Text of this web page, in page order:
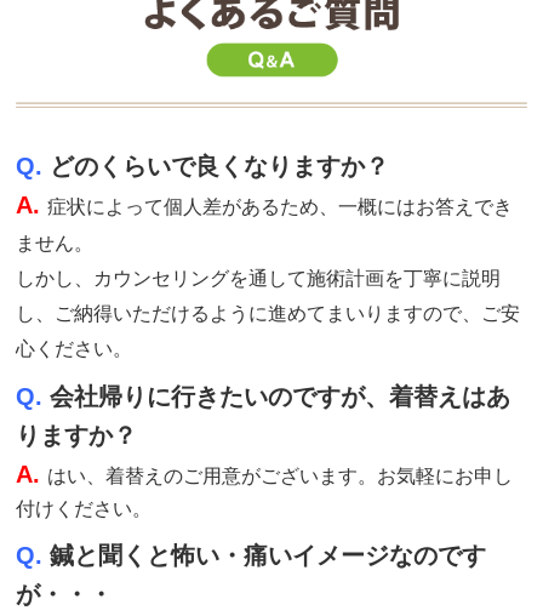
Q. どのくらいで良くなりますか？
A.症状によって個人差があるため、一概にはお答えでき
ません。
しかし、カウンセリングを通して施術計画を丁寧に説明
し、ご納得いただけるように進めてまいりますので、ご安
心ください。
Q.会社帰りに行きたいのですが、着替えはあ
りますか？
A. はい、着替えのご用意がございます。お気軽にお申し
付けください。
Q.鍼と聞くと怖い・痛いイメージなのです
が・・・